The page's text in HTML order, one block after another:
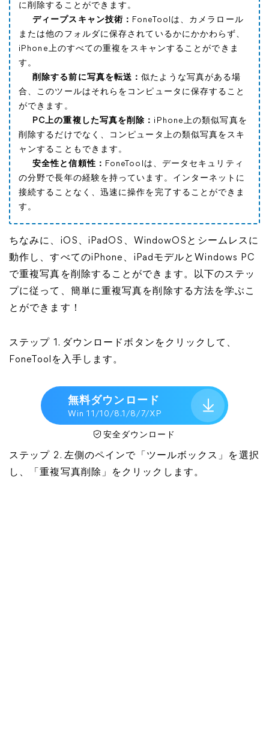
に削除することができます。
ディープスキャン技術： FoneToolは、カメラロール
または他のフォルダに保存されているかにかかわらず、
iPhone上のすべての重複をスキャンすることができま
す。
削除する前に写真を転送：似たような写真がある場
合、このツールはそれらをコンピュータに保存すること
ができます。
PC上の重複した写真を削除： iPhone上の類似写真を
削除するだけでなく、コンピュータ上の類似写真をスキ
ャンすることもできます。
安全性と信頼性： FoneToolは、データセキュリティ
の分野で長年の経験を持っています。インターネットに
接続することなく、迅速に操作を完了することができま
す。
ちなみに、iOS、iPadOS、WindowOSとシームレスに
動作し、すべてのiPhone、iPadモデルとWindows PC
で重複写真を削除することができます。以下のステッ
プに従って、簡単に重複写真を削除する方法を学ぶこ
とができます！
ステップ 1. ダウンロードボタンをクリックして、
FoneToolを入手します。
無料ダウンロード
Win 11/10/8.1/8/7/XP
安全ダウンロード
ステップ 2. 左側のペインで「ツールボックス」を選択
し、「重複写真削除」をクリックします。